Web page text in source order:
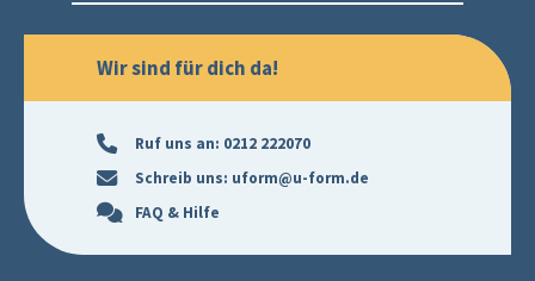
Wir sind für dich da!
Ruf uns an: 0212 222070
Schreib uns: uform@u-form.de
FAQ & Hilfe